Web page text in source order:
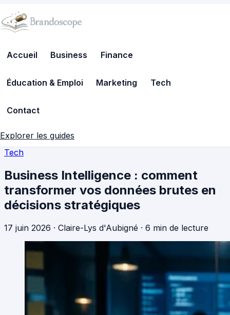
Accueil Business Finance
Éducation & Emploi Marketing Tech
Contact
Explorer les guides
Tech
Business Intelligence : comment
transformer vos données brutes en
décisions stratégiques
17 juin 2026 · Claire-Lys d'Aubigné · 6 min de lecture